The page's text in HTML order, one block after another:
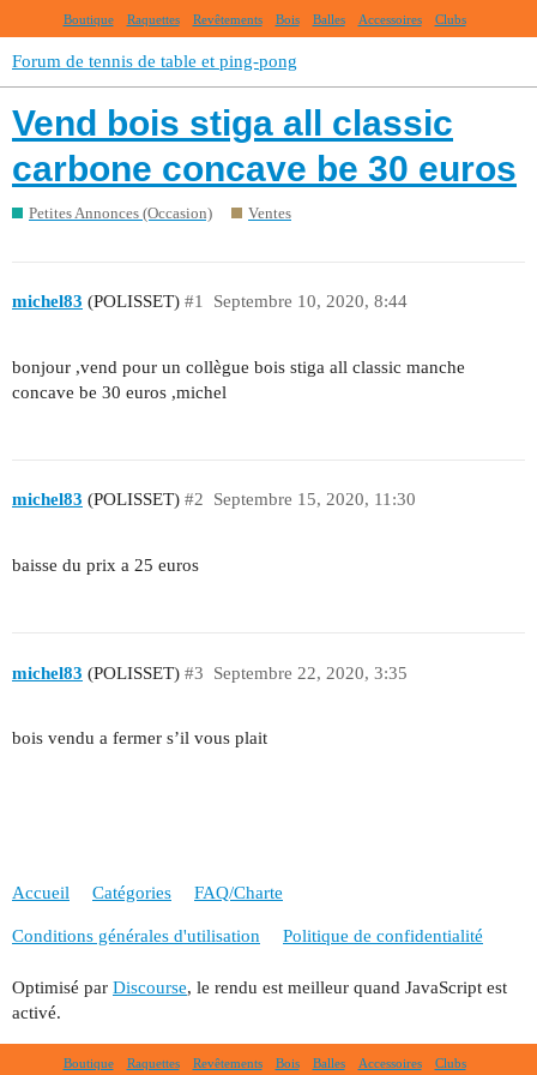
Boutique Raquettes Revêtements Bois Balles Accessoires Clubs
Forum de tennis de table et ping-pong
Vend bois stiga all classic
carbone concave be 30 euros
Petites Annonces (Occasion) Ventes
michel83 (POLISSET) Septembre 10, 2020, 8:44
#1
bonjour ,vend pour un collègue bois stiga all classic manche
concave be 30 euros ,michel
michel83 (POLISSET) Septembre 15, 2020, 11:30
#2
baisse du prix a 25 euros
michel83 (POLISSET) Septembre 22, 2020, 3:35
#3
bois vendu a fermer s’il vous plait
Accueil Catégories FAQ/Charte
Conditions générales d'utilisation Politique de confidentialité
Optimisé par Discourse, le rendu est meilleur quand JavaScript est
activé.
Boutique Raquettes Revêtements Bois Balles Accessoires Clubs